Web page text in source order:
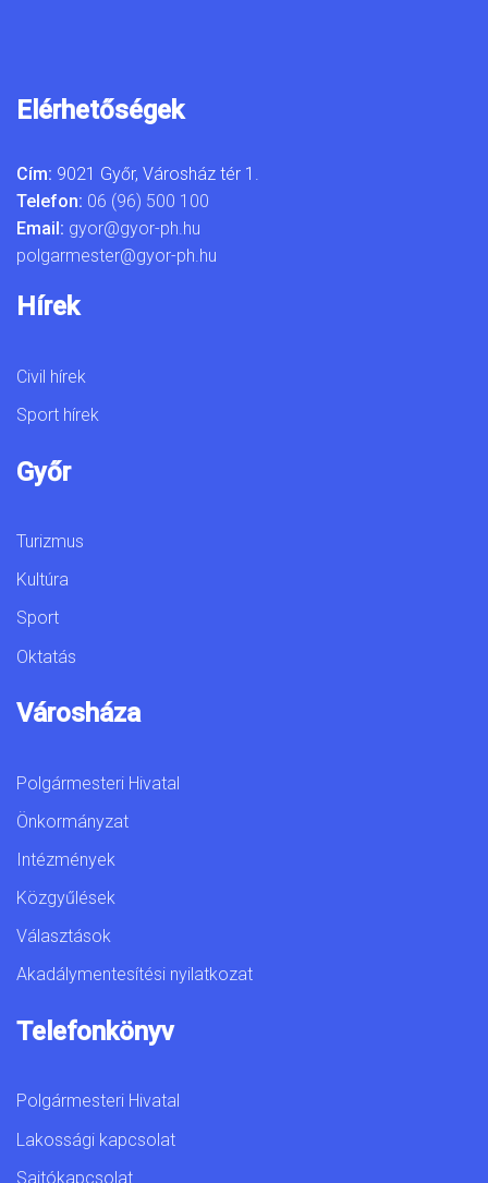
Elérhetőségek
Cím: 9021 Győr, Városház tér 1.
Telefon: 06 (96) 500 100
Email: gyor@gyor-ph.hu
polgarmester@gyor-ph.hu
Hírek
Civil hírek
Sport hírek
Győr
Turizmus
Kultúra
Sport
Oktatás
Városháza
Polgármesteri Hivatal
Önkormányzat
Intézmények
Közgyűlések
Választások
Akadálymentesítési nyilatkozat
Telefonkönyv
Polgármesteri Hivatal
Lakossági kapcsolat
Sajtókapcsolat